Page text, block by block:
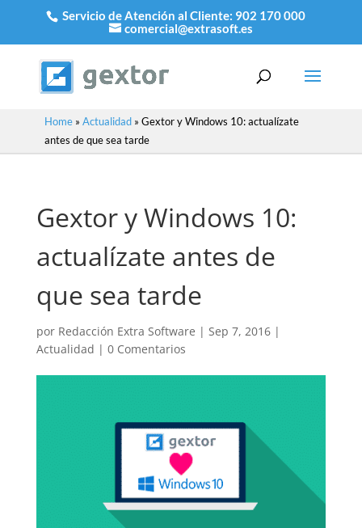
Servicio de Atención al Cliente: 902 170 000
comercial@extrasoft.es
Home» Actualidad» Gextor y Windows 10: actualízate
antes de que sea tarde
Gextor y Windows 10:
actualízate antes de
que sea tarde
por Redacción Extra Software | Sep 7, 2016|
Actualidad | 0 Comentarios